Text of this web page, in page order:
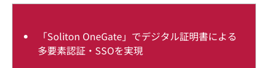
「Soliton OneGate」でデジタル証明書による
多要素認証・SSOを実現